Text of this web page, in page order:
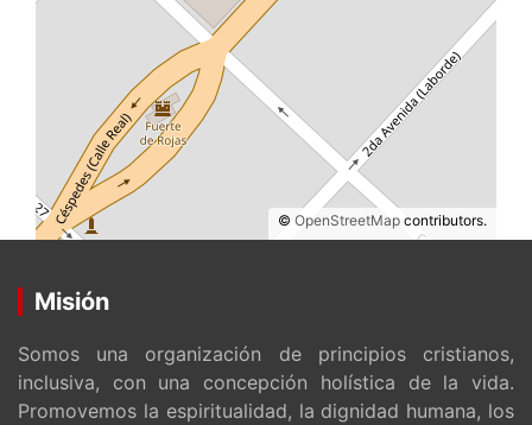
© OpenStreetMap contributors.
Misión
Somos una organización de principios cristianos,
inclusiva, con una concepción holística de la vida.
Promovemos la espiritualidad, la dignidad humana, los